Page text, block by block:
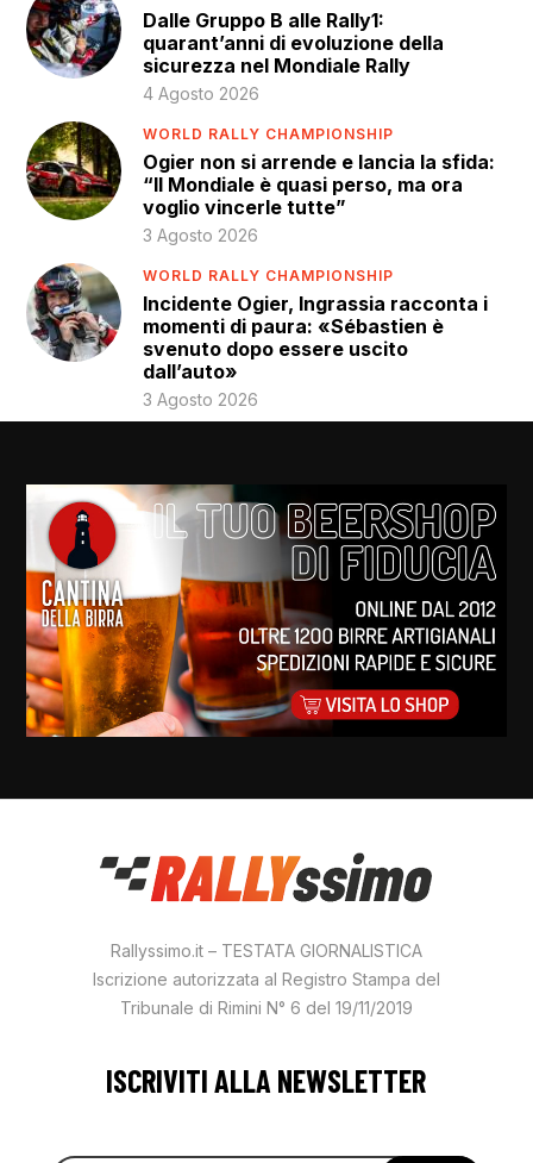
Dalle Gruppo B alle Rally1:
quarant’anni di evoluzione della
sicurezza nel Mondiale Rally
4 Agosto 2026
WORLD RALLY CHAMPIONSHIP
Ogier non si arrende e lancia la sfida:
“Il Mondiale è quasi perso, ma ora
voglio vincerle tutte”
3 Agosto 2026
WORLD RALLY CHAMPIONSHIP
Incidente Ogier, Ingrassia racconta i
momenti di paura: «Sébastien è
svenuto dopo essere uscito
dall’auto»
3 Agosto 2026
Rallyssimo.it – TESTATA GIORNALISTICA
Iscrizione autorizzata al Registro Stampa del
Tribunale di Rimini N° 6 del 19/11/2019
ISCRIVITI ALLA NEWSLETTER